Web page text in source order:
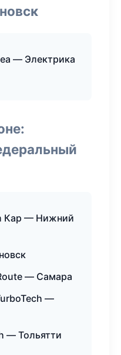
— Электрика
Кар — Нижний
— Самара
—
— Тольятти